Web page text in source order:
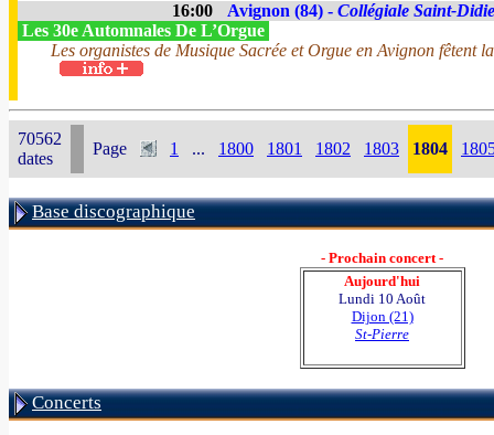
16:00 Avignon (84) - Collégiale Saint-
Les 30e Automnales De L’Orgue
Les organistes de Musique Sacrée et Orgue en Avignon fêtent
70562
dates
Page 1 ... 1800 1801 1802 1803 1804
Base discographique
- Prochain concert -
Aujourd'hui
Lundi 10 Août
Dijon (21)
St-Pierre
Concerts